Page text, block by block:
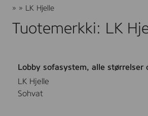
Joutsenmerkki
» » LK Hjelle
Tuotemerkki: LK
Lobby sofasystem, alle størrelser
LK Hjelle
Sohvat